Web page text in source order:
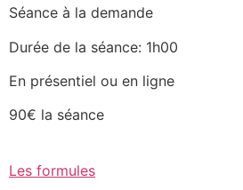
Séance à la demande
Durée de la séance: 1h00
En présentiel ou en ligne
90€ la séance
Les formules